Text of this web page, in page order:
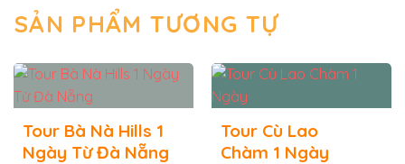
SẢN PHẨM TƯƠNG TỰ
Tour Bà Nà Hills 1
Ngày Từ Đà Nẵng
Tour Cù Lao
Chàm 1 Ngày